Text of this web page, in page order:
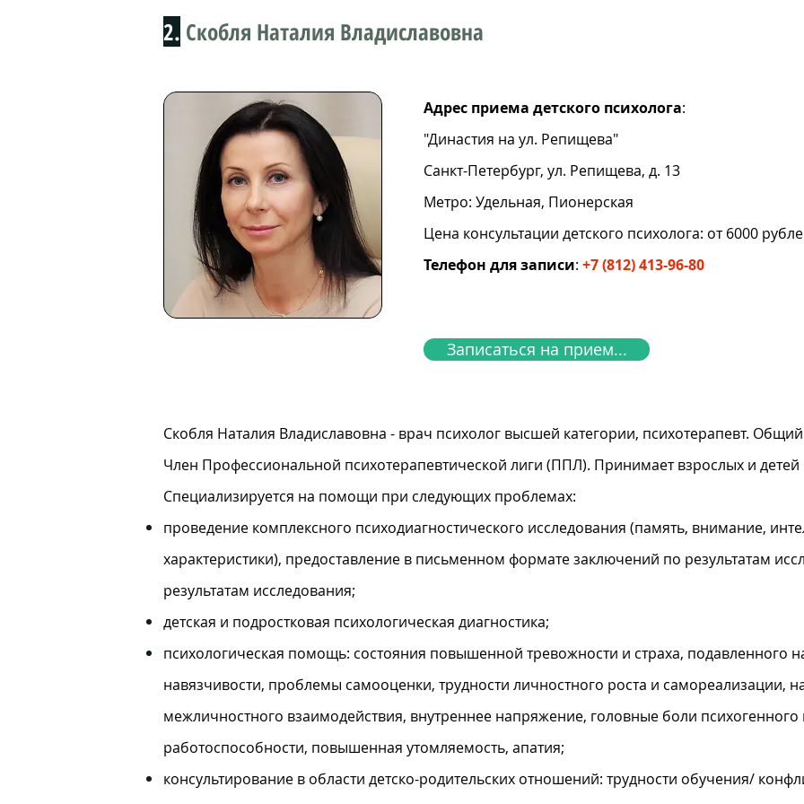
2. Скобля Наталия Владиславовна
Адрес приема детского психолога:
"Династия на ул. Репищева"
Санкт-Петербург, ул. Репищева, д. 13
Метро: Удельная, Пионерская
Цена консультации детского психолога: от 6000
Телефон для записи: +7 (812) 413-96-80
Записаться на прием...
Скобля Наталия Владиславовна - врач психолог высшей категории, психотерапевт.
Член Профессиональной психотерапевтической лиги (ППЛ). Принимает взрослых и детей
Специализируется на помощи при следующих проблемах:
проведение комплексного психодиагностического исследования (память, внимание,
характеристики), предоставление в письменном формате заключений по результатам
результатам исследования;
детская и подростковая психологическая диагностика;
психологическая помощь: состояния повышенной тревожности и страха, подавленного
навязчивости, проблемы самооценки, трудности личностного роста и самореализации,
межличностного взаимодействия, внутреннее напряжение, головные боли
работоспособности, повышенная утомляемость, апатия;
консультирование в области детско-родительских отношений: трудности обучения/